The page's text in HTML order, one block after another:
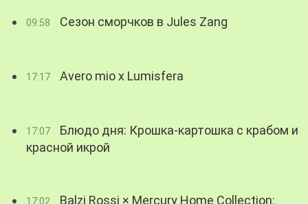
09:58 Сезон сморчков в Jules Zang
17:17 Avero mio x Lumisfera
17:07
Блюдо дня: Крошка-картошка с крабом и
красной икрой
17:02 Balzi Rossi × Mercury Home Collection: